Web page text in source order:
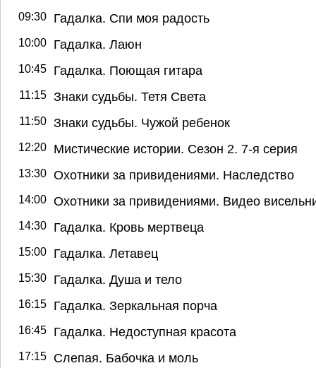
09:30 Гадалка. Спи моя радость
10:00 Гадалка. Лаюн
10:45 Гадалка. Поющая гитара
11:15 Знаки судьбы. Тетя Света
11:50 Знаки судьбы. Чужой ребенок
12:20 Мистические истории. Сезон 2. 7-я серия
13:30 Охотники за привидениями. Наследство
14:00 Охотники за привидениями. Видео
14:30 Гадалка. Кровь мертвеца
15:00 Гадалка. Летавец
15:30 Гадалка. Душа и тело
16:15 Гадалка. Зеркальная порча
16:45 Гадалка. Недоступная красота
17:15 Слепая. Бабочка и моль